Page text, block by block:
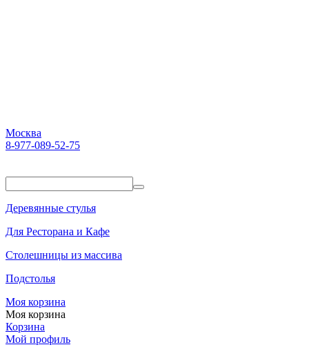
Москва
8-977-089-52-75
Деревянные стулья
Для Ресторана и Кафе
Столешницы из массива
Подстолья
Моя корзина
Моя корзина
Корзина
Мой профиль